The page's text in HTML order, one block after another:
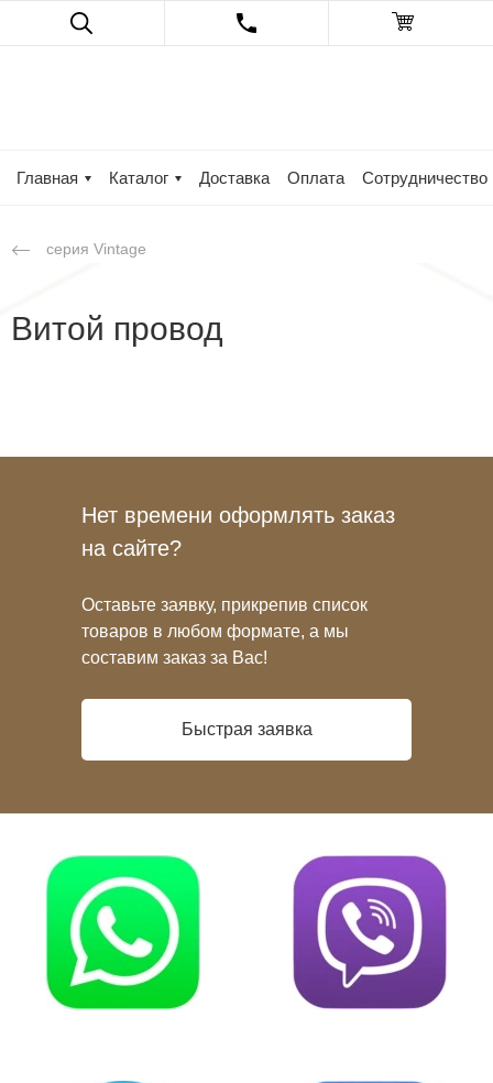
Главная Каталог Доставка Оплата Сотрудничество
cерия Vintage
Витой провод
Нет времени оформлять заказ
на сайте?
Оставьте заявку, прикрепив список
товаров в любом формате, а мы
составим заказ за Вас!
Быстрая заявка